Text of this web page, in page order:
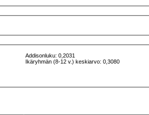
Addisonluku: 0,2031
Ikäryhmän (8-12 v.) keskiarvo: 0,3080